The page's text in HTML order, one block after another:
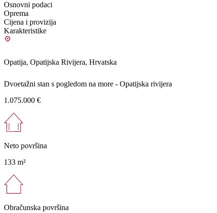
Osnovni podaci
Oprema
Cijena i provizija
Karakteristike
Opatija, Opatijska Rivijera, Hrvatska
Dvoetažni stan s pogledom na more - Opatijska rivijera
1.075.000 €
Neto površina
133 m²
Obračunska površina